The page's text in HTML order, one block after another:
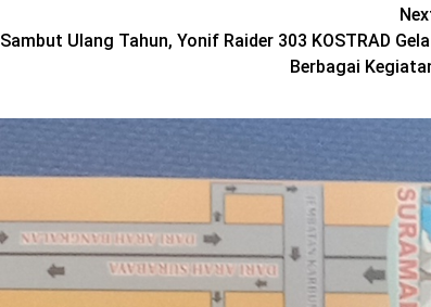
Sambut Ulang Tahun, Yonif Raider 303 KOSTRAD
Berbagai